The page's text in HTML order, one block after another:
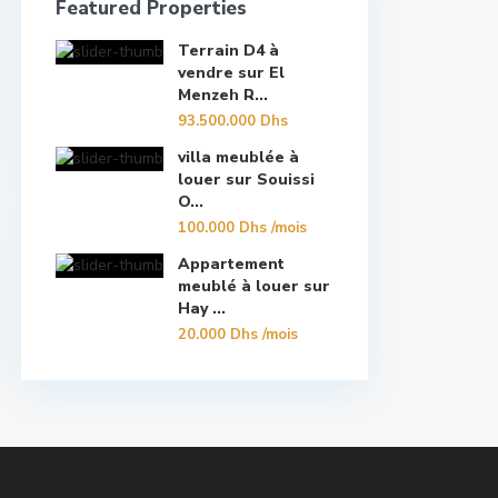
Featured Properties
Terrain D4 à
vendre sur El
Menzeh R...
93.500.000 Dhs
villa meublée à
louer sur Souissi
O...
100.000 Dhs/mois
Appartement
meublé à louer sur
Hay ...
20.000 Dhs/mois